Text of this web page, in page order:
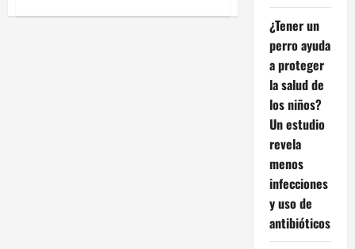
EU
¿Tener un
perro ayuda
a proteger
la salud de
los niños?
Un estudio
revela
menos
infecciones
y uso de
antibióticos